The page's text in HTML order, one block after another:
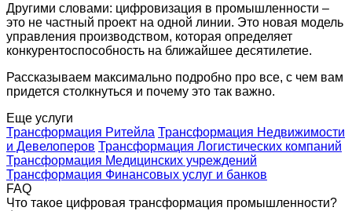
Другими словами: цифровизация в промышленности –
это не частный проект на одной линии. Это новая модель
управления производством, которая определяет
конкурентоспособность на ближайшее десятилетие.
Рассказываем максимально подробно про все, с чем вам
придется столкнуться и почему это так важно.
Еще услуги
Трансформация Ритейла Трансформация Недвижимости
и Девелоперов Трансформация Логистических компаний
Трансформация Медицинских учреждений
Трансформация Финансовых услуг и банков
FAQ
Что такое цифровая трансформация промышленности?